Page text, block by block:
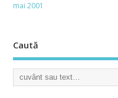
mai 2001
Caută